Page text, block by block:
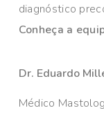
diagnóstico
Conheça a
Dr. Eduardo
Médico